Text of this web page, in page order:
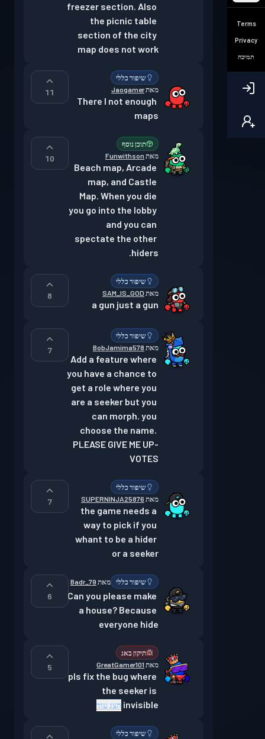
Terms
Privacy
תמיכה
freezer section. Also
the picnic table
section of the city
map does not work
שיפור כללי
מאתJaogamer
There I not enough
maps
11
תוכן נוסף
מאת Funwithson
Beach map, Arcade
map, and Castle
Map. When you die
you go into the lobby
and you can
spectate the other
hiders.
10
שיפור כללי
מאת SAM_IS_GOD
a gun just a gun
8
שיפור כללי
מאת BobJamima578
Add a feature where
you have a chance to
get a role where you
are a seeker but you
can morph. you
choose the name.
PLEASE GIVE ME UP-
VOTES
7
שיפור כללי
מאת SUPERNINJA25876
the game needs a
way to pick if you
whant to be a hider
or a seeker
7
שיפור כללי מאת Badr_79
Can you please make
a house? Because
everyone hide
6
תיקון באג
מאת GreatGamer101
pls fix the bug where
the seeker is
invisible הצג עוד
5
שיפור כללי